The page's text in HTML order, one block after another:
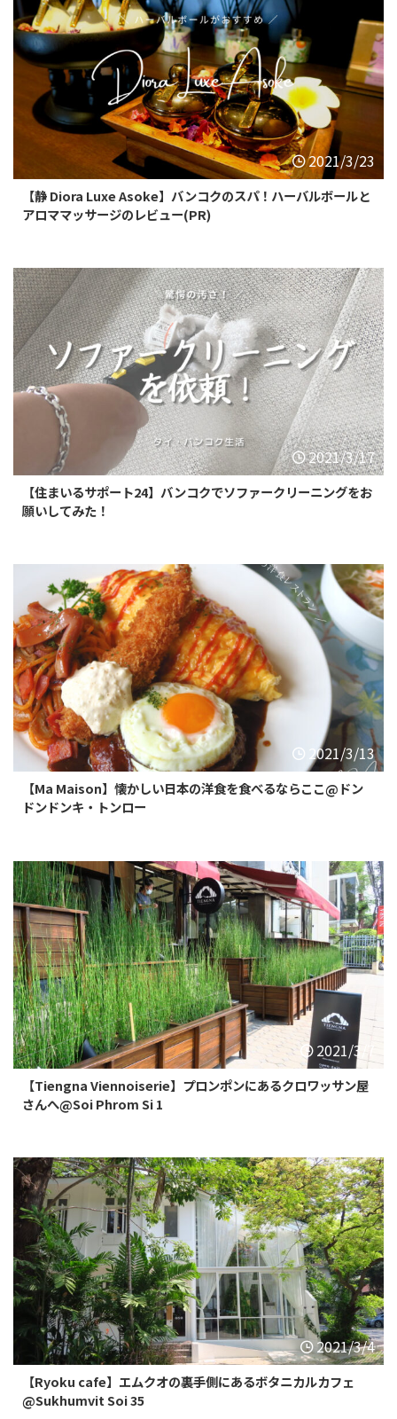
2021/3/23
【静 Diora Luxe Asoke】バンコクのスパ！ハーバルボールと
アロママッサージのレビュー(PR)
2021/3/17
【住まいるサポート24】バンコクでソファークリーニングをお
願いしてみた！
2021/3/13
【Ma Maison】懐かしい日本の洋食を食べるならここ@ドン
ドンドンキ・トンロー
2021/3/7
【Tiengna Viennoiserie】プロンポンにあるクロワッサン屋
さんへ@Soi Phrom Si 1
2021/3/4
【Ryoku cafe】エムクオの裏手側にあるボタニカルカフェ
@Sukhumvit Soi 35